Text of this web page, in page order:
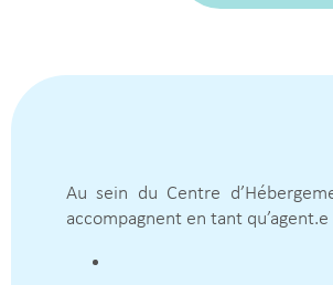
Au sein du Centre
accompagnent en tant